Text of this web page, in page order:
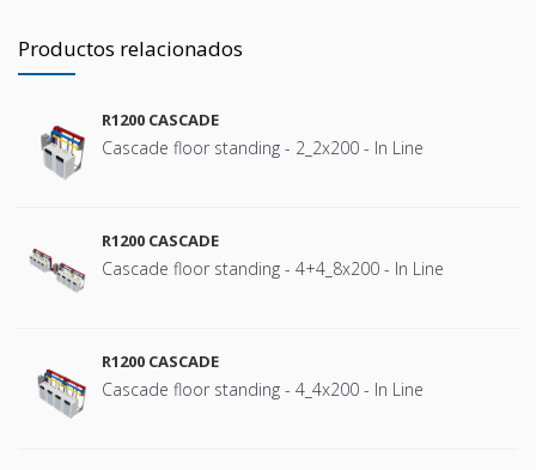
Productos relacionados
R1200 CASCADE
Cascade floor standing - 2_2x200 - In Line
R1200 CASCADE
Cascade floor standing - 4+4_8x200 - In Line
R1200 CASCADE
Cascade floor standing - 4_4x200 - In Line